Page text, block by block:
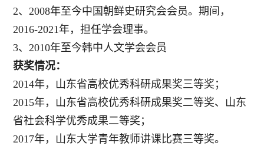
2、2008年至今中国朝鲜史研究会会员。期间，
2016-2021年，担任学会理事。
3、2010年至今韩中人文学会会员
获奖情况：
2014年，山东省高校优秀科研成果奖三等奖；
2015年，山东省高校优秀科研成果奖二等奖、山东
省社会科学优秀成果二等奖；
2017年，山东大学青年教师讲课比赛三等奖。